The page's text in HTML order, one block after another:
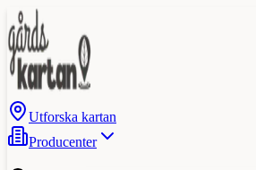
Utforska kartan
Producenter